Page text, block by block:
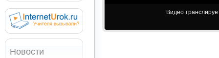
Новости
Видео